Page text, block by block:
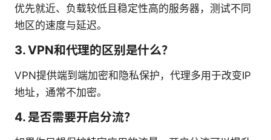
优先就近、负载较低且稳定性高的服务器，测试不同
地区的速度与延迟。
3. VPN和代理的区别是什么？
VPN提供端到端加密和隐私保护，代理多用于改变IP
地址，通常不加密。
4. 是否需要开启分流？